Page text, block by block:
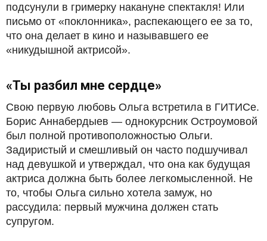
подсунули в гримерку накануне спектакля! Или
письмо от «поклонника», распекающего ее за то,
что она делает в кино и называвшего ее
«никудышной актрисой».
«Ты разбил мне сердце»
Свою первую любовь Ольга встретила в ГИТИСе.
Борис Аннабердыев — однокурсник Остроумовой
был полной противоположностью Ольги.
Задиристый и смешливый он часто подшучивал
над девушкой и утверждал, что она как будущая
актриса должна быть более легкомысленной. Не
то, чтобы Ольга сильно хотела замуж, но
рассудила: первый мужчина должен стать
супругом.